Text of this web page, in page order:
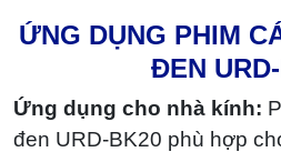
ỨNG DỤNG PHIM
ĐEN
Ứng dụng cho nhà kính:
đen URD-BK20 phù hợp